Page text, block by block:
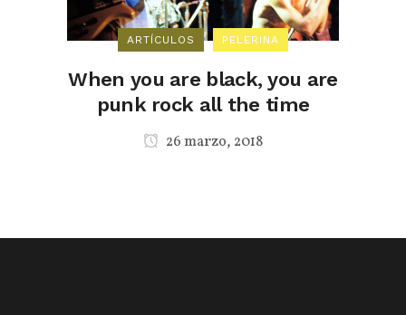
ARTÍCULOS PELERINA
When you are black, you are
punk rock all the time
26 marzo, 2018